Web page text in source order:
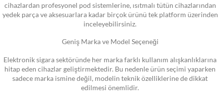
cihazlardan profesyonel pod sistemlerine, ısıtmalı tütün cihazlarından
yedek parça ve aksesuarlara kadar birçok ürünü tek platform üzerinden
inceleyebilirsiniz.
Geniş Marka ve Model Seçeneği
Elektronik sigara sektöründe her marka farklı kullanım alışkanlıklarına
hitap eden cihazlar geliştirmektedir. Bu nedenle ürün seçimi yaparken
sadece marka ismine değil, modelin teknik özelliklerine de dikkat
edilmesi önemlidir.